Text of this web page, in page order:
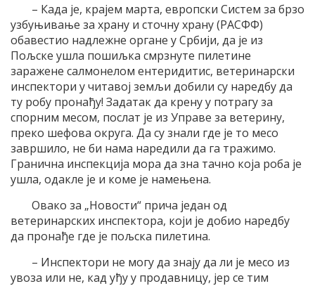
– Када је, крајем марта, европски Систем за брзо
узбуњивање за храну и сточну храну (РАСФФ)
обавестио надлежне органе у Србији, да је из
Пољске ушла пошиљка смрзнуте пилетине
заражене салмонелом ентеридитис, ветеринарски
инспектори у читавој земљи добили су наредбу да
ту робу пронађу! Задатак да крену у потрагу за
спорним месом, послат је из Управе за ветерину,
преко шефова округа. Да су знали где је то месо
завршило, не би нама наредили да га тражимо.
Гранична инспекција мора да зна тачно која роба је
ушла, одакле је и коме је намењена.
Овако за „Новости“ прича један од
ветеринарских инспектора, који је добио наредбу
да пронађе где је пољска пилетина.
– Инспектори не могу да знају да ли је месо из
увоза или не, кад уђу у продавницу, јер се тим